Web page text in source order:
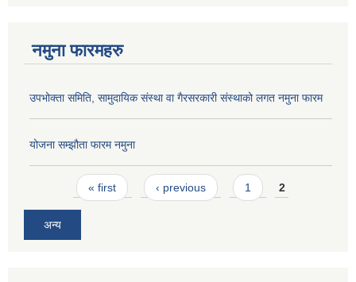
नमुना फारमहरु
उपभोक्ता समिति, सामुदायिक संस्था वा गैरसरकारी संस्थाको लगत नमुना फारम
योजना सम्झौता फारम नमुना
Pages« first ‹ previous 1 2
अन्य